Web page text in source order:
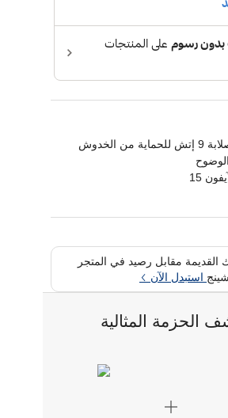
الخدوش
15
فقاعات لمظهر مثالي
القديمة مقابل رصيد في المتجر
استبدل الآن
الحزمة المثالية